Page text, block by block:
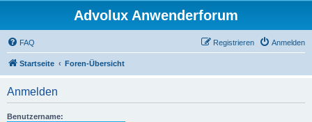
Advolux Anwenderforum
FAQ Anmelden
Registrieren
Startseite Foren-Übersicht
Anmelden
Benutzername: